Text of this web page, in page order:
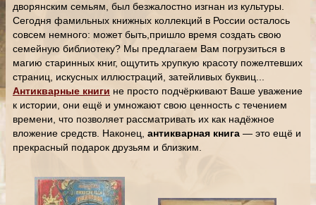
дворянским семьям, был безжалостно изгнан из культуры.
Сегодня фамильных книжных коллекций в России осталось
совсем немного: может быть,пришло время создать свою
семейную библиотеку? Мы предлагаем Вам погрузиться в
магию старинных книг, ощутить хрупкую красоту пожелтевших
страниц, искусных иллюстраций, затейливых буквиц...
Антикварные книги не просто подчёркивают Ваше уважение
к истории, они ещё и умножают свою ценность с течением
времени, что позволяет рассматривать их как надёжное
вложение средств. Наконец, антикварная книга — это ещё и
прекрасный подарок друзьям и близким.